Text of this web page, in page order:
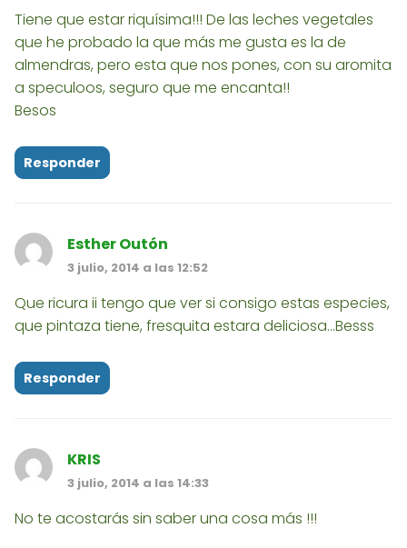
Tiene que estar riquísima!!! De las leches vegetales
que he probado la que más me gusta es la de
almendras, pero esta que nos pones, con su aromita
a speculoos, seguro que me encanta!!
Besos
Responder
Esther Outón
3 julio, 2014 a las 12:52
Que ricura ii tengo que ver si consigo estas especies,
que pintaza tiene, fresquita estara deliciosa...Besss
Responder
KRIS
3 julio, 2014 a las 14:33
No te acostarás sin saber una cosa más !!!